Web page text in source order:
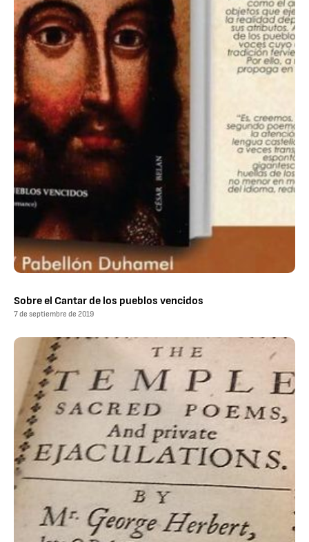
Sobre el Cantar de los pueblos vencidos
7 de septiembre de 2019